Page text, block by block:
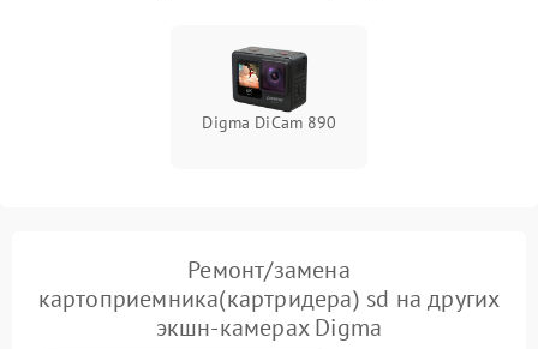
1000 ₽
Неисправность системы
защиты от замыкания
1000 ₽ Подробнее →
Digma DiCam 890
Ремонт/замена
картоприемника(картридера) sd на других
экшн-камерах Digma